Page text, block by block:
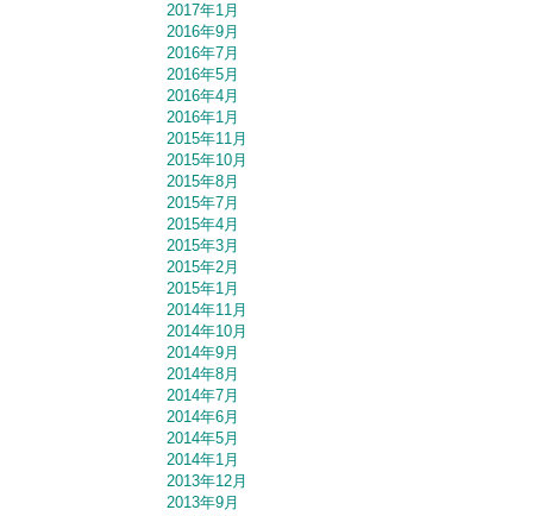
2017年1月
2016年9月
2016年7月
2016年5月
2016年4月
2016年1月
2015年11月
2015年10月
2015年8月
2015年7月
2015年4月
2015年3月
2015年2月
2015年1月
2014年11月
2014年10月
2014年9月
2014年8月
2014年7月
2014年6月
2014年5月
2014年1月
2013年12月
2013年9月